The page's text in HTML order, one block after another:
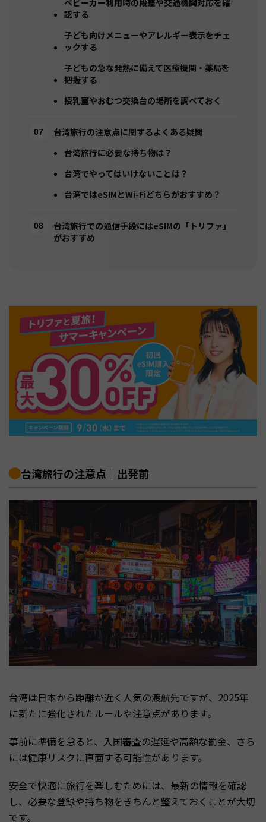
ベビーカー利用時の段差や交通機関対応を確
認する
子ども向けメニューやアレルギー表示をチェ
ックする
子どもの急な発熱に備えて医療機関・薬局を
把握する
授乳室やおむつ交換台の場所を調べておく
台湾旅行の注意点に関するよくある疑問
台湾旅行に必要な持ち物は？
台湾でやってはいけないことは？
台湾ではeSIMとWi-Fiどちらがおすすめ？
台湾旅行での通信手段にはeSIMの「トリファ」
がおすすめ
台湾旅行の注意点｜出発前
台湾は日本から距離が近く人気の渡航先ですが、2025年
に新たに強化されたルールや注意点があります。
事前に準備を怠ると、入国審査の遅延や高額な罰金、さら
には健康リスクに直面する可能性があります。
安全で快適に旅行を楽しむためには、最新の情報を確認
し、必要な登録や持ち物をきちんと整えておくことが大切
です。